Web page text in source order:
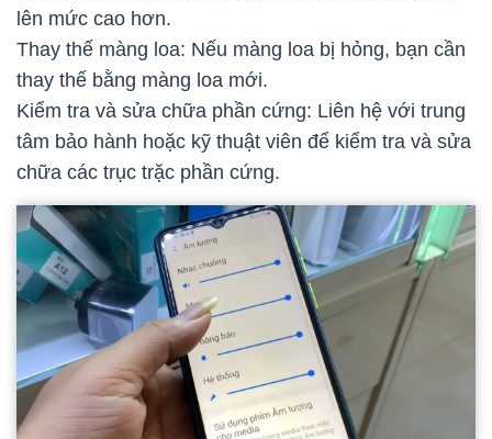
lên mức cao hơn.
Thay thế màng loa: Nếu màng loa bị hỏng, bạn cần
thay thế bằng màng loa mới.
Kiểm tra và sửa chữa phần cứng: Liên hệ với trung
tâm bảo hành hoặc kỹ thuật viên để kiểm tra và sửa
chữa các trục trặc phần cứng.